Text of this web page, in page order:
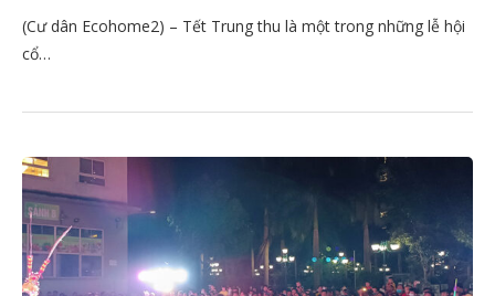
(Cư dân Ecohome2) – Tết Trung thu là một trong những lễ hội
cổ…